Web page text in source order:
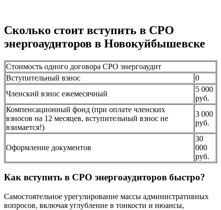
Сколько стоит вступить в СРО
энергоаудиторов в Новокуйбышевске
Стоимость одного договора СРО энергоаудит
Вступительный взнос
0
Членский взнос ежемесячный
5 000
руб.
Компенсационный фонд (при оплате членских
взносов на 12 месяцев, вступительный взнос не
взимается!)
3 000
руб.
Оформление документов
30
000
руб.
Как вступить в СРО энергоаудиторов быстро?
Самостоятельное урегулирование массы административных
вопросов, включая углубление в тонкости и нюансы,